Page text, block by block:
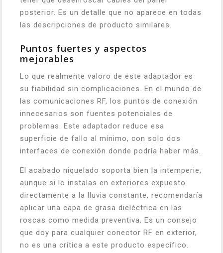
posterior. Es un detalle que no aparece en todas
las descripciones de producto similares.
Puntos fuertes y aspectos
mejorables
Lo que realmente valoro de este adaptador es
su fiabilidad sin complicaciones. En el mundo de
las comunicaciones RF, los puntos de conexión
innecesarios son fuentes potenciales de
problemas. Este adaptador reduce esa
superficie de fallo al mínimo, con solo dos
interfaces de conexión donde podría haber más.
El acabado niquelado soporta bien la intemperie,
aunque si lo instalas en exteriores expuesto
directamente a la lluvia constante, recomendaría
aplicar una capa de grasa dieléctrica en las
roscas como medida preventiva. Es un consejo
que doy para cualquier conector RF en exterior,
no es una crítica a este producto específico.